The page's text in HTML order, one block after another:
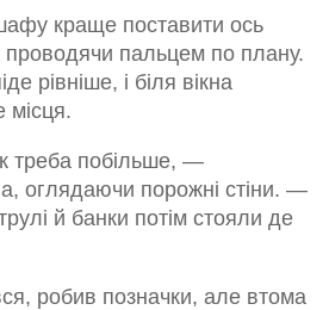
краще поставити ось
пальцем по плану.
рівніше, і біля вікна
місця.
треба побільше, —
оглядаючи порожні стіни. —
й банки потім стояли де
робив позначки, але втома